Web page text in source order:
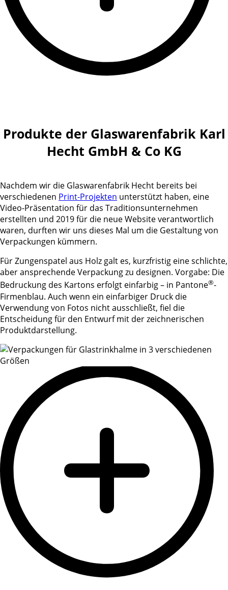
Produkte der Glaswarenfabrik Karl
Hecht GmbH & Co KG
Nachdem wir die Glaswarenfabrik Hecht bereits bei
verschiedenen Print-Projekten unterstützt haben, eine
Video-Präsentation für das Traditionsunternehmen
erstellten und 2019 für die neue Website verantwortlich
waren, durften wir uns dieses Mal um die Gestaltung von
Verpackungen kümmern.
Für Zungenspatel aus Holz galt es, kurzfristig eine schlichte,
aber ansprechende Verpackung zu designen. Vorgabe: Die
Bedruckung des Kartons erfolgt einfarbig – in Pantone®-
Firmenblau. Auch wenn ein einfarbiger Druck die
Verwendung von Fotos nicht ausschließt, fiel die
Entscheidung für den Entwurf mit der zeichnerischen
Produktdarstellung.